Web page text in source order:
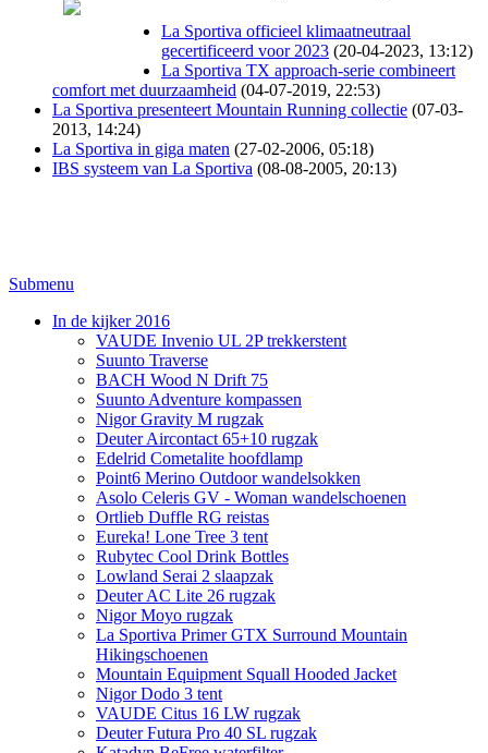
La Sportiva officieel klimaatneutraal
gecertificeerd voor 2023 (20-04-2023, 13:12)
La Sportiva TX approach-serie combineert
comfort met duurzaamheid (04-07-2019, 22:53)
La Sportiva presenteert Mountain Running collectie (07-03-
2013, 14:24)
La Sportiva in giga maten (27-02-2006, 05:18)
IBS systeem van La Sportiva (08-08-2005, 20:13)
Submenu
In de kijker 2016
VAUDE Invenio UL 2P trekkerstent
Suunto Traverse
BACH Wood N Drift 75
Suunto Adventure kompassen
Nigor Gravity M rugzak
Deuter Aircontact 65+10 rugzak
Edelrid Cometalite hoofdlamp
Point6 Merino Outdoor wandelsokken
Asolo Celeris GV - Woman wandelschoenen
Ortlieb Duffle RG reistas
Eureka! Lone Tree 3 tent
Rubytec Cool Drink Bottles
Lowland Serai 2 slaapzak
Deuter AC Lite 26 rugzak
Nigor Moyo rugzak
La Sportiva Primer GTX Surround Mountain
Hikingschoenen
Mountain Equipment Squall Hooded Jacket
Nigor Dodo 3 tent
VAUDE Citus 16 LW rugzak
Deuter Futura Pro 40 SL rugzak